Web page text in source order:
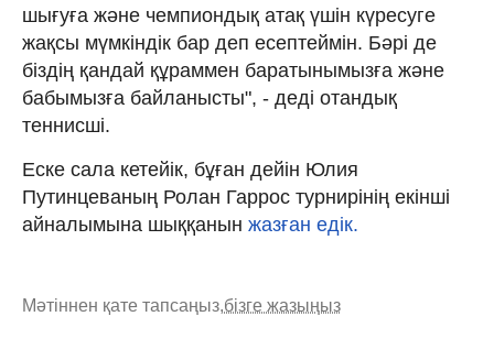
шығуға және чемпиондық атақ үшін күресуге
жақсы мүмкіндік бар деп есептеймін. Бәрі де
біздің қандай құраммен баратынымызға және
бабымызға байланысты", - деді отандық
теннисші.
Еске сала кетейік, бұған дейін Юлия
Путинцеваның Ролан Гаррос турнирінің екінші
айналымына шыққанын жазған едік.
Мәтіннен қате тапсаңыз,бізге жазыңыз